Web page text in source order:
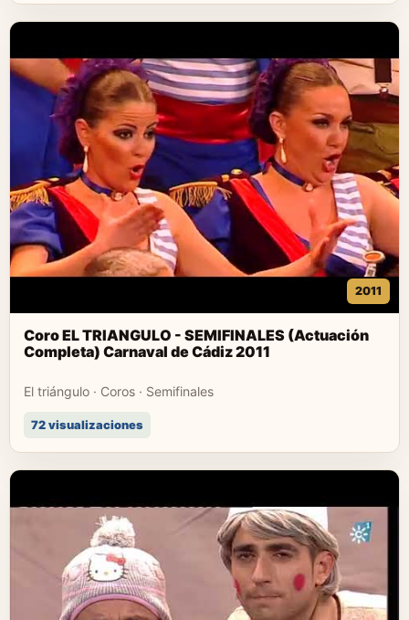
2011
Coro EL TRIANGULO - SEMIFINALES (Actuación
Completa) Carnaval de Cádiz 2011
El triángulo · Coros · Semifinales
72 visualizaciones